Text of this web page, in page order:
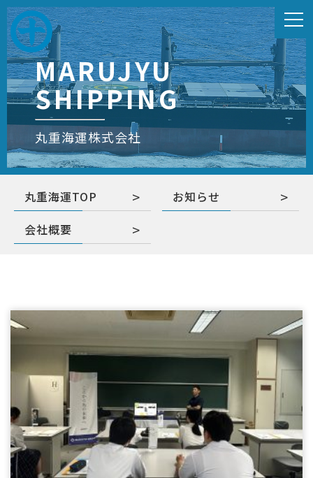
MARUJYU
SHIPPING
丸重海運株式会社
丸重海運TOP
お知らせ
会社概要